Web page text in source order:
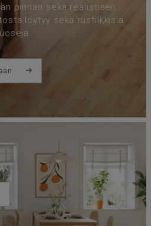
pinnan sekä realistisen
löytyy sekä rustiikkisia